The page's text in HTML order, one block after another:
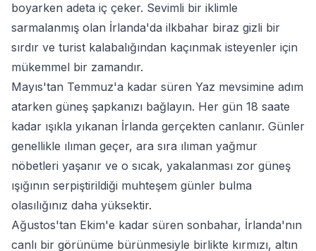
boyarken adeta iç çeker. Sevimli bir iklimle
sarmalanmış olan İrlanda'da ilkbahar biraz gizli bir
sırdır ve turist kalabalığından kaçınmak isteyenler için
mükemmel bir zamandır.
Mayıs'tan Temmuz'a kadar süren Yaz mevsimine adım
atarken güneş şapkanızı bağlayın. Her gün 18 saate
kadar ışıkla yıkanan İrlanda gerçekten canlanır. Günler
genellikle ılıman geçer, ara sıra ılıman yağmur
nöbetleri yaşanır ve o sıcak, yakalanması zor güneş
ışığının serpiştirildiği muhteşem günler bulma
olasılığınız daha yüksektir.
Ağustos'tan Ekim'e kadar süren sonbahar, İrlanda'nın
canlı bir görünüme bürünmesiyle birlikte kırmızı, altın